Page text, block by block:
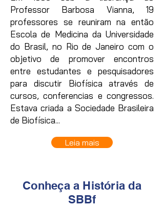
Professor Barbosa Vianna, 19
professores se reuniram na então
Escola de Medicina da Universidade
do Brasil, no Rio de Janeiro com o
objetivo de promover encontros
entre estudantes e pesquisadores
para discutir Biofísica através de
cursos, conferencias e congressos.
Estava criada a Sociedade Brasileira
de Biofísica...
Leia mais
Conheça a História da
SBBf